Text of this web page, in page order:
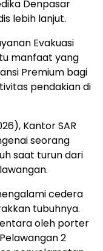
Denpasar
lebih lanjut.
Evakuasi
manfaat yang
Premium bagi
pendakian di
Kantor SAR
seorang
saat turun dari
cedera
tubuhnya.
oleh porter
2